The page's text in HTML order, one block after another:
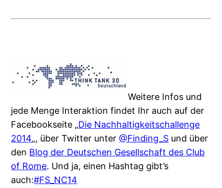
Weitere Infos und
jede Menge Interaktion findet Ihr auch auf der
Facebookseite „Die Nachhaltigkeitschallenge
2014„, über Twitter unter@Finding_S und über
den Blog der Deutschen Gesellschaft des Club
of Rome. Und ja, einen Hashtag gibt’s
auch:#FS_NC14